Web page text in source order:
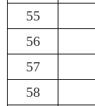
55
56
57
58